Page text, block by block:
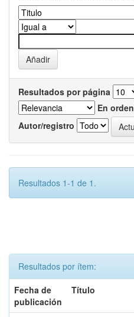
Resultados por página
En orden
Autor/registro
Resultados 1-1 de 1.
Resultados por ítem:
Fecha de
publicación
Título